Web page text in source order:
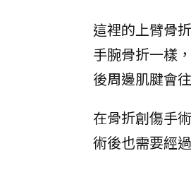
這裡的上臂骨
手腕骨折一樣
後周邊肌腱會
在骨折創傷手
術後也需要經